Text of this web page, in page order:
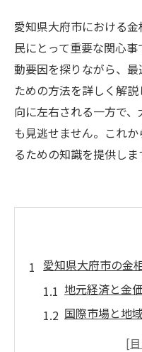
愛知県大府市における
民にとって重要な関心
動要因を探りながら、
ための方法を詳しく解
向に左右される一方で
も見逃せません。これ
るための知識を提供しま
愛知県大府市の金
地元経済と金
国際市場と地